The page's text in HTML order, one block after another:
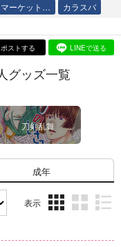
マーケット… カラスバ
ポストする LINEで送る
グッズ一覧
刀剣乱舞
成年
表示
ム
ム
ム